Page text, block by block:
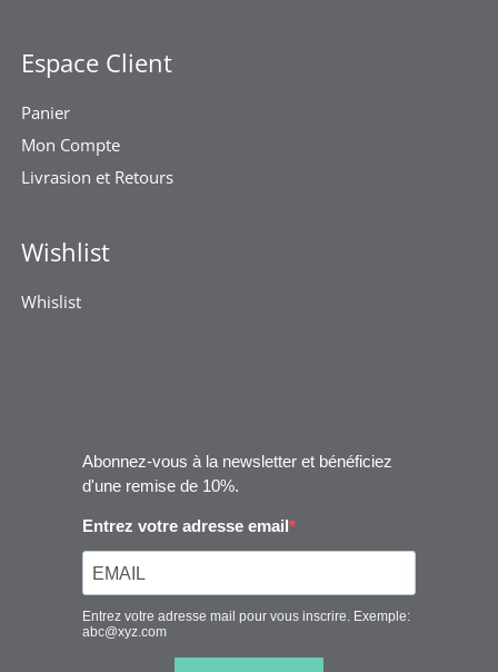
Espace Client
Panier
Mon Compte
Livrasion et Retours
Wishlist
Whislist